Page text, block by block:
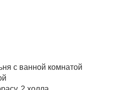
с ванной комнатой